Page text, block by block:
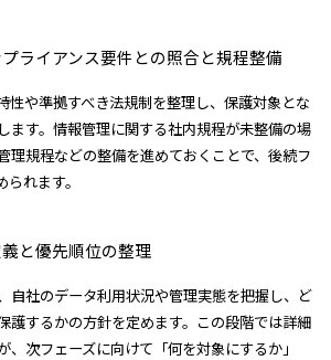
ライアンス要件との照合と規程整備
性や準拠すべき法規制を整理し、保護対象とな
ます。情報管理に関する社内規程が未整備の場
理規程などの整備を進めておくことで、後続フ
れます。
と優先順位の整理
自社のデータ利用状況や管理実態を把握し、ど
護するかの方針を定めます。この段階では詳細
、次フェーズに向けて「何を対象にするか」